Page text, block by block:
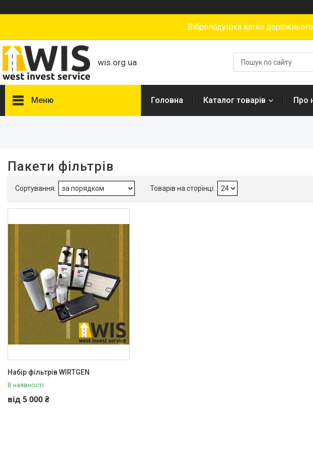
Віброподушка катка
wis.org.ua
Меню
Гарантійний термін, міс
Наявність
В наявності 1
Стан
Новий
Країна виробник
Німеччина 1
Виробник
Каталог товарів
ЗАПЧАСТИНИ ДЛЯ ДОРОЖНІХ
ФРЕЗ
Головна Каталог товарів Про
Пакети фільтрів
Набір фільтрів WIRTGEN
В наявності
від 5 000 ₴